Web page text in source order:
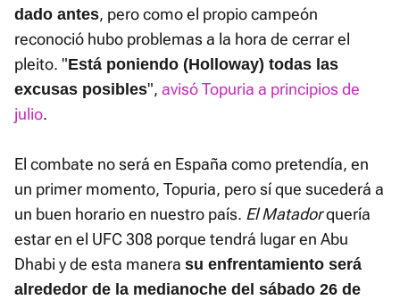
dado antes, pero como el propio campeón
reconoció hubo problemas a la hora de cerrar el
pleito. "Está poniendo (Holloway) todas las
excusas posibles", avisó Topuria a principios de
julio.
El combate no será en España como pretendía, en
un primer momento, Topuria, pero sí que sucederá a
un buen horario en nuestro país. El Matadorquería
estar en el UFC 308 porque tendrá lugar en Abu
Dhabi y de esta manera su enfrentamiento será
alrededor de la medianoche del sábado 26 de